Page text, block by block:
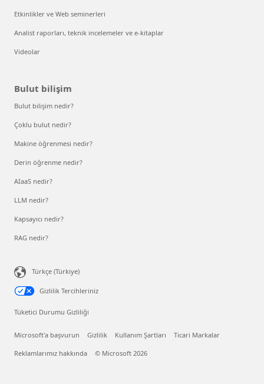
Etkinlikler ve Web seminerleri
Analist raporları, teknik incelemeler ve e-kitaplar
Videolar
Bulut bilişim
Bulut bilişim nedir?
Çoklu bulut nedir?
Makine öğrenmesi nedir?
Derin öğrenme nedir?
AIaaS nedir?
LLM nedir?
Kapsayıcı nedir?
RAG nedir?
Türkçe (Türkiye)
Gizlilik Tercihleriniz
Tüketici Durumu Gizliliği
Microsoft'a başvurun Gizlilik Kullanım Şartları Ticari Markalar
Reklamlarımız hakkında © Microsoft 2026